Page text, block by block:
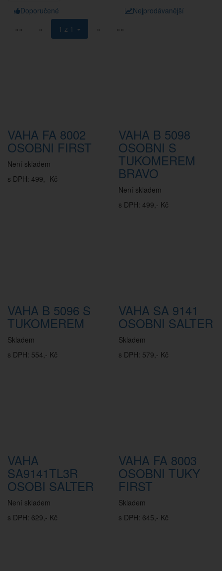
Doporučené
Nejprodávanější
««
« 1 z 1 » »»
VAHA FA 8002
OSOBNI FIRST
Není skladem
s DPH: 499,- Kč
VAHA B 5098
OSOBNI S
TUKOMEREM
BRAVO
Není skladem
s DPH: 499,- Kč
VAHA B 5096 S
TUKOMEREM
Skladem
s DPH: 554,- Kč
VAHA SA 9141
OSOBNI SALTER
Skladem
s DPH: 579,- Kč
VAHA
SA9141TL3R
OSOBI SALTER
Není skladem
s DPH: 629,- Kč
VAHA FA 8003
OSOBNI TUKY
FIRST
Skladem
s DPH: 645,- Kč